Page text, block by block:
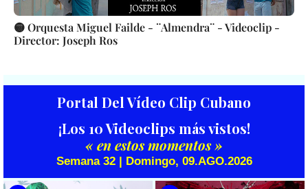
🟡 Orquesta Miguel Failde - ¨Almendra¨ - Videoclip -
Director: Joseph Ros
Portal Del Vídeo Clip Cubano
¡Los 10 Videoclips más vistos!
« en estos momentos »
Semana 32 | Domingo, 09.AGO.2026